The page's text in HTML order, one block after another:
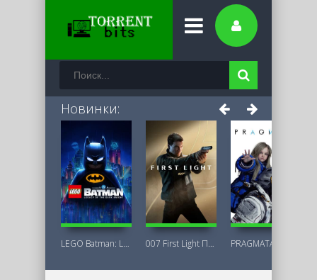
Новинки:
LEGO Batman: Legacy of the Dark Knight 007 First Light Последняя Версия